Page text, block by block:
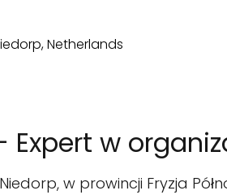
Expert w
w prowincji Fryzja